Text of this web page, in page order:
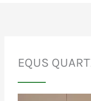
EQUS